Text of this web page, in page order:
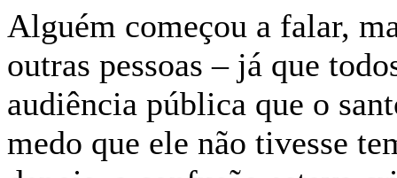
Alguém começou a falar,
outras pessoas – já que
audiência pública que o
medo que ele não tivesse